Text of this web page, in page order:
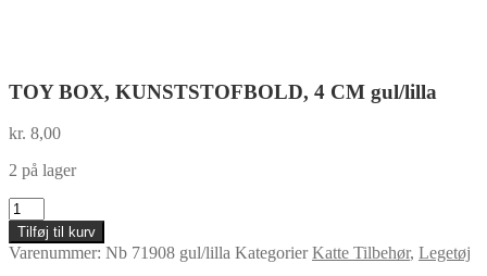
TOY BOX, KUNSTSTOFBOLD, 4 CM gul/lilla
kr. 8,00
2 på lager
TOY
BOX,
KUNSTSTOFBOLD,
4
Tilføj til kurv
Varenummer: Nb 71908 gul/lilla Kategorier Katte Tilbehør, Legetøj